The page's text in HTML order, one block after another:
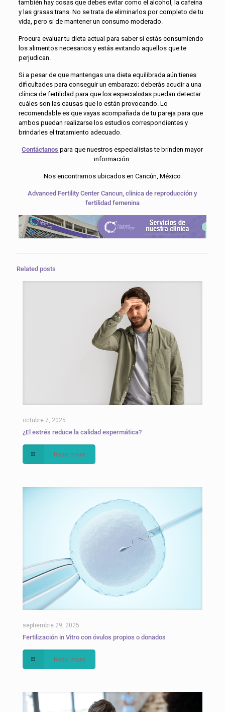
también hay cosas que debes evitar como el alcohol, la cafeína
y las grasas trans. No se trata de eliminarlos por completo de tu
vida, pero si de mantener un consumo moderado.
Procura evaluar tu dieta actual para saber si estás consumiendo
los alimentos necesarios y estás evitando aquellos que te
perjudican.
Si a pesar de que mantengas una dieta equilibrada aún tienes
dificultades para conseguir un embarazo; deberás acudir a una
clínica de fertilidad para que los especialistas puedan detectar
cuáles son las causas que lo están provocando. Lo
recomendable es que vayas acompañada de tu pareja para que
ambos puedan realizarse los estudios correspondientes y
brindarles el tratamiento adecuado.
Contáctanos para que nuestros especialistas te brinden mayor
información.
Nos encontramos ubicados en Cancún, México
Advanced Fertility Center Cancun, clínica de reproducción y
fertilidad femenina
Related posts
octubre 7, 2025
¿El estrés reduce la calidad espermática?
Read more
septiembre 29, 2025
Fertilización in Vitro con óvulos propios o donados
Read more